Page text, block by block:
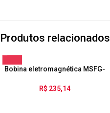
Produtos relacionados
Bobina eletromagnética MSFG-
R$ 235,14